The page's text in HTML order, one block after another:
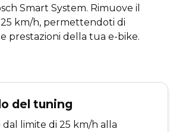
Smart System. Rimuove il
25 km/h, permettendoti di
prestazioni della tua e-bike.
del tuning
dal limite di 25 km/h alla